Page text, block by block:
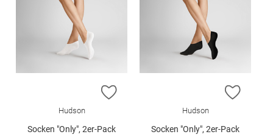
ZUR WUNSCHLISTE HINZUFÜGEN
Hudson
Socken "Only", 2er-Pack
ZUR
Hudson
Socken "Only", 2er-Pack